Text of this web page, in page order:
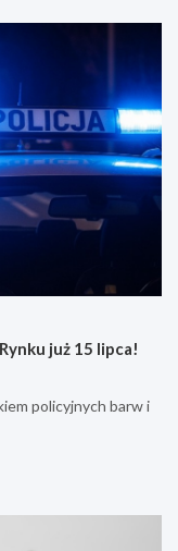
już 15 lipca!
policyjnych barw i